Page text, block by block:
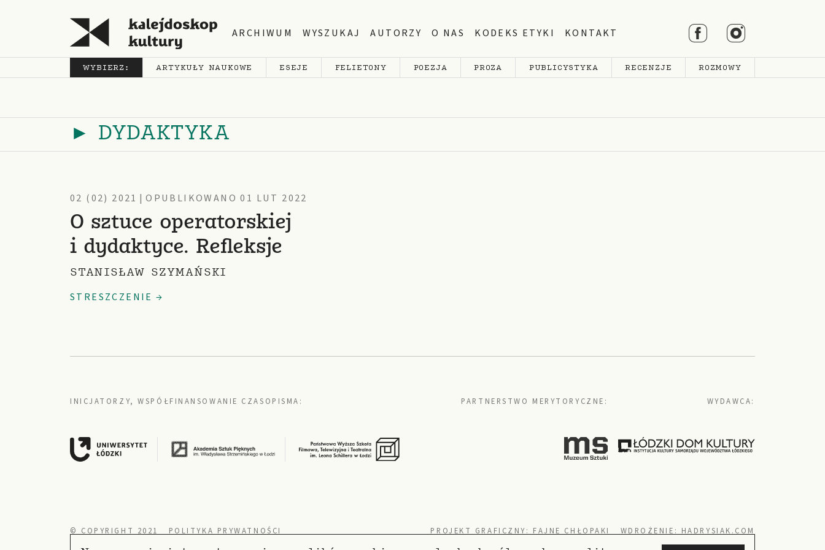
ARCHIWUM WYSZUKAJ AUTORZY O NAS KODEKS ETYKI KONTAKT
WYBIERZ: ARTYKUŁY NAUKOWE ESEJE FELIETONY POEZJA PROZA PUBLICYSTYKA RECENZJE ROZMOWY
► DYDAKTYKA
02 (02) 2021 | OPUBLIKOWANO 01 LUT 2022
O sztuce operatorskiej
i dydaktyce. Refleksje
STANISŁAW SZYMAŃSKI
STRESZCZENIE →
INICJATORZY, WSPÓŁFINANSOWANIE CZASOPISMA: PARTNERSTWO MERYTORYCZNE: WYDAWCA:
© COPYRIGHT 2021 POLITYKA PRYWATNOŚCI PROJEKT GRAFICZNY: FAJNE CHŁOPAKI WDROŻENIE: HADRYSIAK.COM